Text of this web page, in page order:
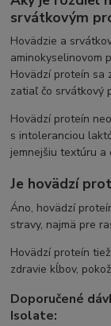
srvátkovým
Hovädzie a
aminokyselinovom
Hovädzí proteín sa
zatiaľ čo srvátkový
Hovädzí proteín
s intoleranciou
jemnejšiu textúru a
Je hovädzí
Áno, hovädzí
stravy, najmä pre
Hovädzí proteín
zdravie kĺbov,
Doporučené
Isolate: